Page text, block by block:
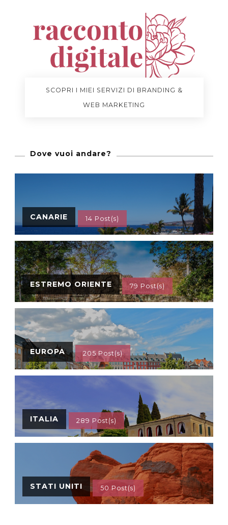
SCOPRI I MIEI SERVIZI DI BRANDING &
WEB MARKETING
Dove vuoi andare?
CANARIE 14 Post(s)
ESTREMO ORIENTE 79 Post(s)
EUROPA 205 Post(s)
ITALIA 289 Post(s)
STATI UNITI 50 Post(s)